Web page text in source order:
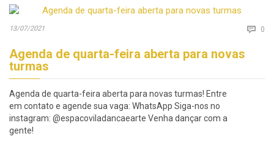
13/07/2021  0
Agenda de quarta-feira aberta para novas
turmas
Agenda de quarta-feira aberta para novas turmas! Entre
em contato e agende sua vaga: WhatsApp Siga-nos no
instagram: @espacoviladancaearte Venha dançar com a
gente!